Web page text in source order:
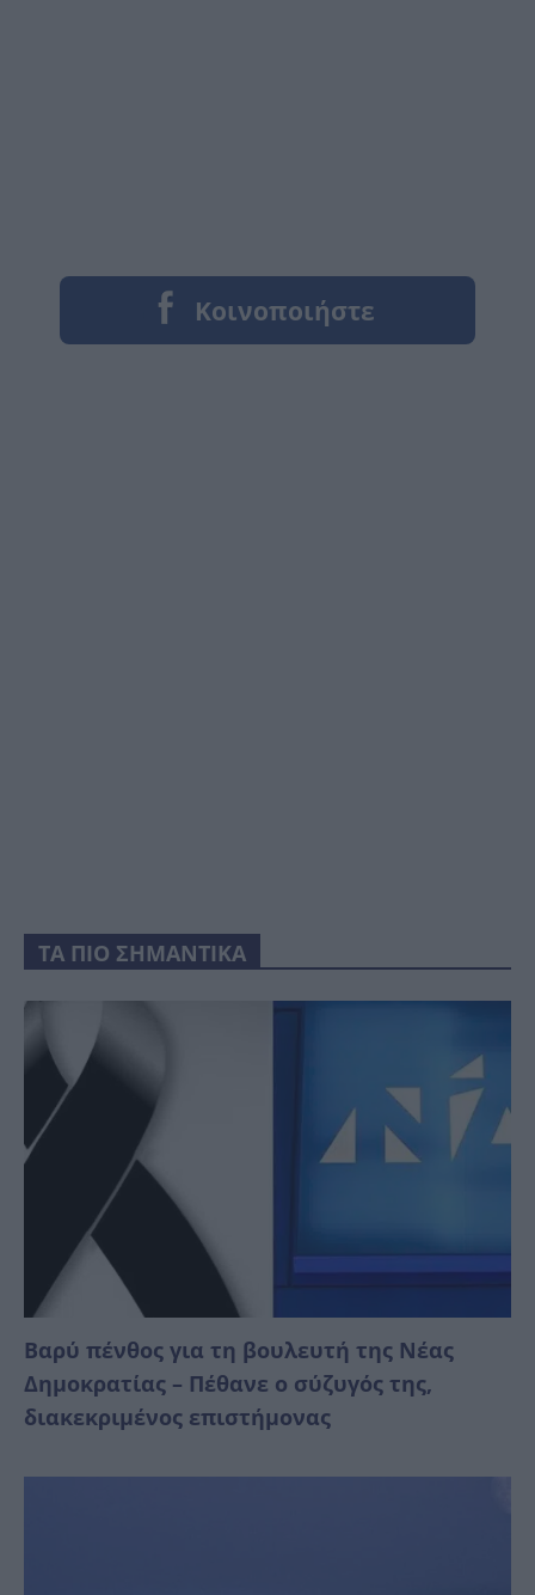
ΤΑ ΠΙΟ ΣΗΜΑΝΤΙΚΑ
Βαρύ πένθος για τη βουλευτή της Νέας
Δημοκρατίας – Πέθανε ο σύζυγός της,
διακεκριμένος επιστήμονας